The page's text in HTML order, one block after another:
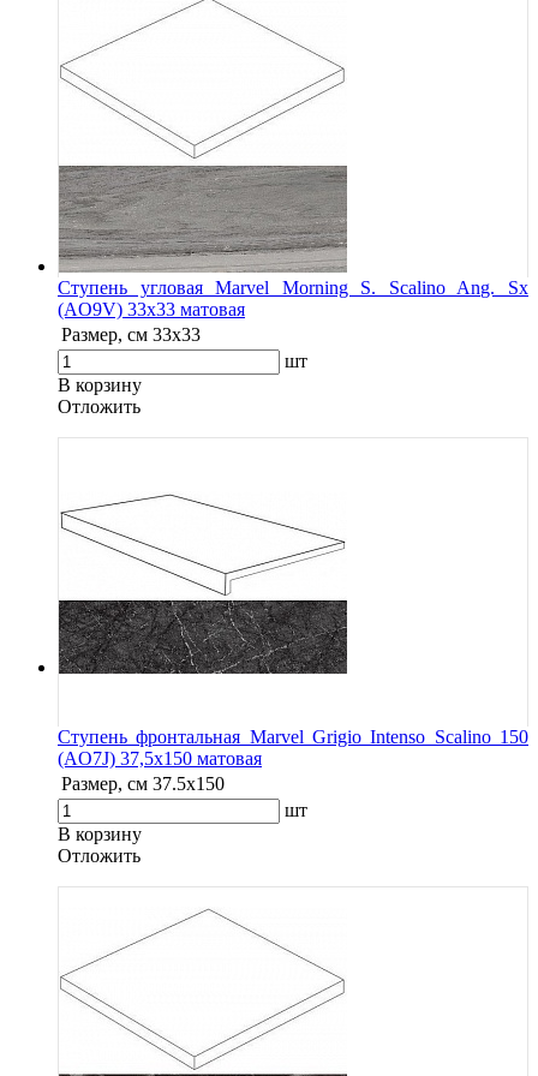
Ступень угловая Marvel Morning S. Scalino Ang. Sx
(AO9V) 33x33 матовая
Размер, см 33x33
шт
В корзину
Oтложить
Ступень фронтальная Marvel Grigio Intenso Scalino 150
(AO7J) 37,5x150 матовая
Размер, см 37.5x150
шт
В корзину
Oтложить